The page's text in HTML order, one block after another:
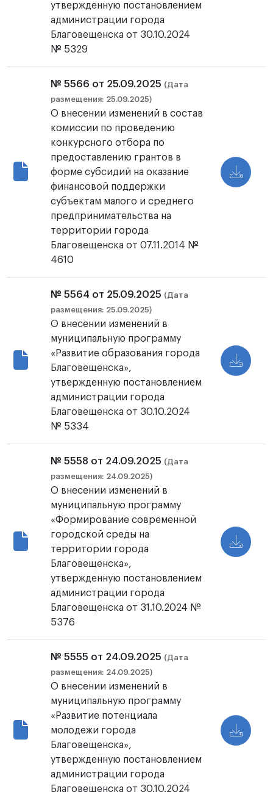
утвержденную постановлением
администрации города
Благовещенска от 30.10.2024
№ 5329
№ 5566 от 25.09.2025 (Дата
размещения: 25.09.2025)
О внесении изменений в состав
комиссии по проведению
конкурсного отбора по
предоставлению грантов в
форме субсидий на оказание
финансовой поддержки
субъектам малого и среднего
предпринимательства на
территории города
Благовещенска от 07.11.2014 №
4610
№ 5564 от 25.09.2025 (Дата
размещения: 25.09.2025)
О внесении изменений в
муниципальную программу
«Развитие образования города
Благовещенска»,
утвержденную постановлением
администрации города
Благовещенска от 30.10.2024
№ 5334
№ 5558 от 24.09.2025 (Дата
размещения: 24.09.2025)
О внесении изменений в
муниципальную программу
«Формирование современной
городской среды на
территории города
Благовещенска»,
утвержденную постановлением
администрации города
Благовещенска от 31.10.2024 №
5376
№ 5555 от 24.09.2025 (Дата
размещения: 24.09.2025)
О внесении изменений в
муниципальную программу
«Развитие потенциала
молодежи города
Благовещенска»,
утвержденную постановлением
администрации города
Благовещенска от 30.10.2024